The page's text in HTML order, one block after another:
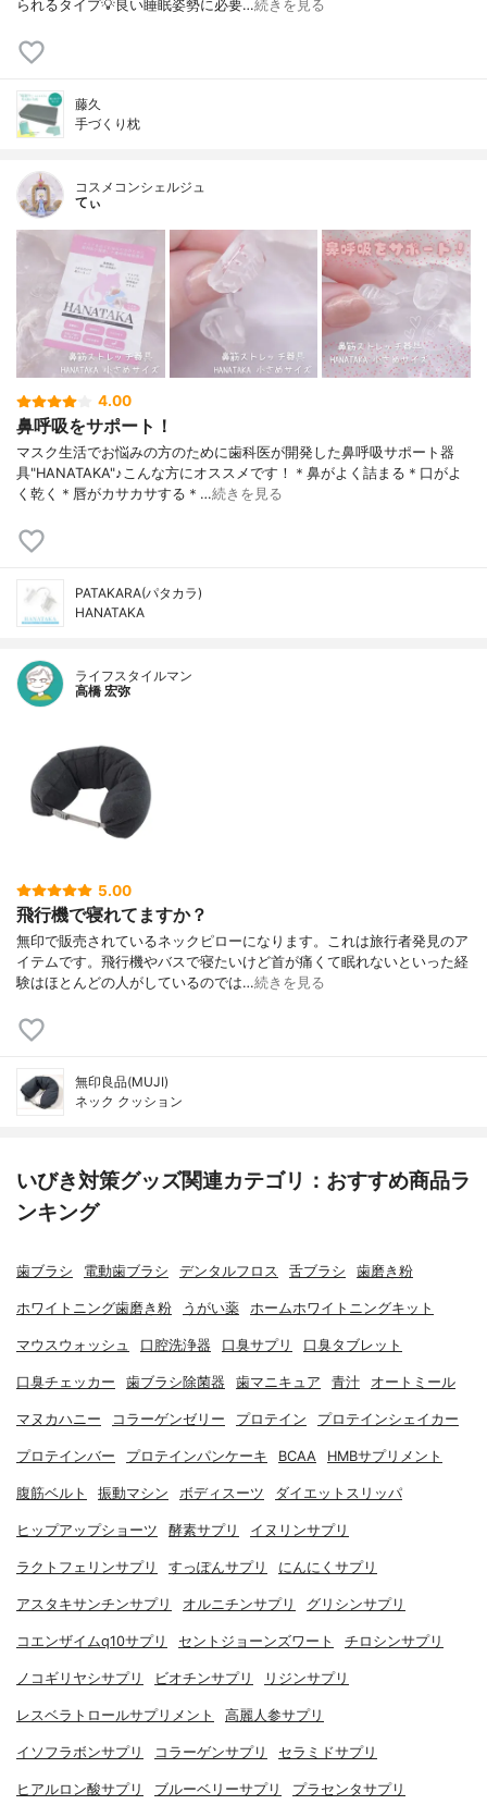
られるタイプ💡良い睡眠姿勢に必要…続きを見る
藤久
手づくり枕
コスメコンシェルジュ
てぃ
4.00
鼻呼吸をサポート！
マスク生活でお悩みの方のために歯科医が開発した鼻呼吸サポート器
具"HANATAKA"♪こんな方にオススメです！＊鼻がよく詰まる＊口がよ
く乾く＊唇がカサカサする＊…続きを見る
PATAKARA(パタカラ)
HANATAKA
ライフスタイルマン
高橋 宏弥
5.00
飛行機で寝れてますか？
無印で販売されているネックピローになります。これは旅行者発見のア
イテムです。飛行機やバスで寝たいけど首が痛くて眠れないといった経
験はほとんどの人がしているのでは…続きを見る
無印良品(MUJI)
ネック クッション
いびき対策グッズ関連カテゴリ：おすすめ商品ラ
ンキング
歯ブラシ 電動歯ブラシ デンタルフロス 舌ブラシ 歯磨き粉
ホワイトニング歯磨き粉 うがい薬 ホームホワイトニングキット
マウスウォッシュ 口腔洗浄器 口臭サプリ 口臭タブレット
口臭チェッカー 歯ブラシ除菌器 歯マニキュア 青汁 オートミール
マヌカハニー コラーゲンゼリー プロテイン プロテインシェイカー
プロテインバー プロテインパンケーキ BCAA HMBサプリメント
腹筋ベルト 振動マシン ボディスーツ ダイエットスリッパ
ヒップアップショーツ 酵素サプリ イヌリンサプリ
ラクトフェリンサプリ すっぽんサプリ にんにくサプリ
アスタキサンチンサプリ オルニチンサプリ グリシンサプリ
コエンザイムq10サプリ セントジョーンズワート チロシンサプリ
ノコギリヤシサプリ ビオチンサプリ リジンサプリ
レスベラトロールサプリメント 高麗人参サプリ
イソフラボンサプリ コラーゲンサプリ セラミドサプリ
ヒアルロン酸サプリ ブルーベリーサプリ プラセンタサプリ